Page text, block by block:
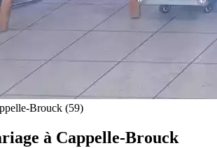
Brouck (59)
à Cappelle-Brouck